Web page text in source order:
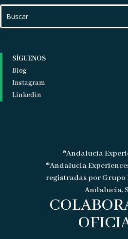
SÍGUENOS
Blog
Instagram
Linkedin
®Andalucia
®Andalucia
registradas por Grupo
Andalucia,